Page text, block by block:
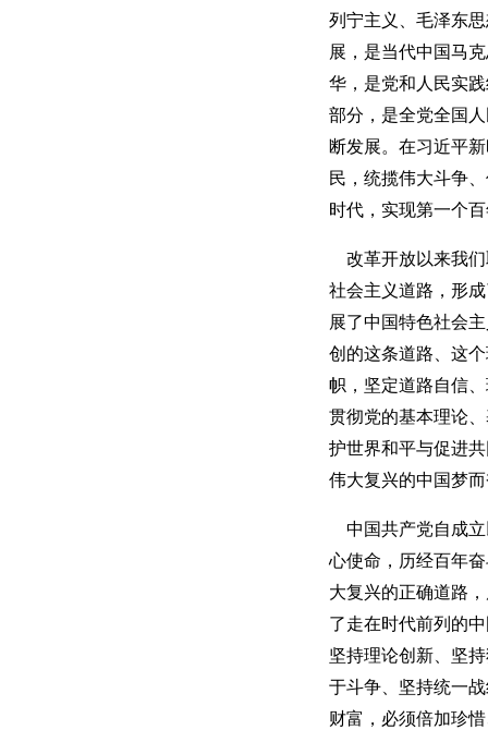
列宁主义、毛泽东
展，是当代中国马
华，是党和人民实
部分，是全党全国
断发展。在习近平
民，统揽伟大斗争
时代，实现第一个
改革开放以来我们
社会主义道路，形
展了中国特色社会
创的这条道路、这
帜，坚定道路自信
贯彻党的基本理论
护世界和平与促进
伟大复兴的中国梦
中国共产党自成立
心使命，历经百年
大复兴的正确道路
了走在时代前列的
坚持理论创新、坚
于斗争、坚持统一
财富，必须倍加珍